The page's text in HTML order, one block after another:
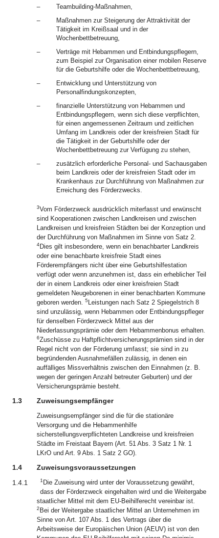
–
Teambuilding-Maßnahmen,
–
Maßnahmen zur Steigerung der Attraktivität der
Tätigkeit im Kreißsaal und in der
Wochenbettbetreuung,
–
Verträge mit Hebammen und Entbindungspflegern,
zum Beispiel zur Organisation einer mobilen Reserve
für die Geburtshilfe oder die Wochenbettbetreuung,
–
Entwicklung und Unterstützung von
Personalfindungskonzepten,
–
finanzielle Unterstützung von Hebammen und
Entbindungspflegern, wenn sich diese verpflichten,
für einen angemessenen Zeitraum und zeitlichen
Umfang im Landkreis oder der kreisfreien Stadt für
die Tätigkeit in der Geburtshilfe oder der
Wochenbettbetreuung zur Verfügung zu stehen,
–
zusätzlich erforderliche Personal- und Sachausgaben
beim Landkreis oder der kreisfreien Stadt oder im
Krankenhaus zur Durchführung von Maßnahmen zur
Erreichung des Förderzwecks.
3Vom Förderzweck ausdrücklich miterfasst und erwünscht
sind Kooperationen zwischen Landkreisen und zwischen
Landkreisen und kreisfreien Städten bei der Konzeption und
der Durchführung von Maßnahmen im Sinne von Satz 2.
4Dies gilt insbesondere, wenn ein benachbarter Landkreis
oder eine benachbarte kreisfreie Stadt eines
Förderempfängers nicht über eine Geburtshilfestation
verfügt oder wenn anzunehmen ist, dass ein erheblicher Teil
der in einem Landkreis oder einer kreisfreien Stadt
gemeldeten Neugeborenen in einer benachbarten Kommune
geboren werden. 5 Leistungen nach Satz 2 Spiegelstrich 8
sind unzulässig, wenn Hebammen oder Entbindungspfleger
für denselben Förderzweck Mittel aus der
Niederlassungsprämie oder dem Hebammenbonus erhalten.
6Zuschüsse zu Haftpflichtversicherungsprämien sind in der
Regel nicht von der Förderung umfasst; sie sind in zu
begründenden Ausnahmefällen zulässig, in denen ein
auffälliges Missverhältnis zwischen den Einnahmen (z. B.
wegen der geringen Anzahl betreuter Geburten) und der
Versicherungsprämie besteht.
1.3 Zuweisungsempfänger
Zuweisungsempfänger sind die für die stationäre
Versorgung und die Hebammenhilfe
sicherstellungsverpflichteten Landkreise und kreisfreien
Städte im Freistaat Bayern (Art. 51 Abs. 3 Satz 1 Nr. 1
LKrO und Art. 9 Abs. 1 Satz 2 GO).
1.4
Zuweisungsvoraussetzungen
1.4.1
1 Die Zuweisung wird unter der Voraussetzung gewährt,
dass der Förderzweck eingehalten wird und die Weitergabe
staatlicher Mittel mit dem EU-Beihilferecht vereinbar ist.
2 Bei der Weitergabe staatlicher Mittel an Unternehmen im
Sinne von Art. 107 Abs. 1 des Vertrags über die
Arbeitsweise der Europäischen Union (AEUV) ist von den